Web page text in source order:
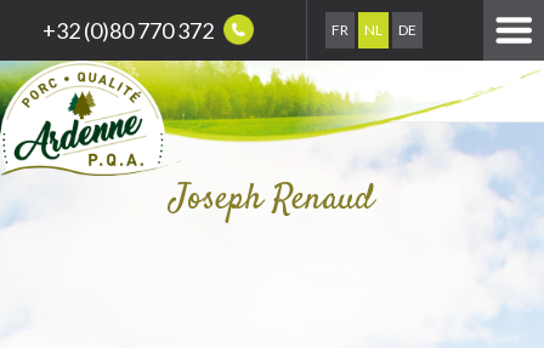
+32 (0)80 770 372 FR NL DE
Joseph Renaud